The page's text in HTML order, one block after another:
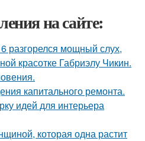
на сайте:
разгорелся мощный слух,
красотке Габриэлу Чикин.
капитального ремонта.
идей для интерьера
которая одна растит